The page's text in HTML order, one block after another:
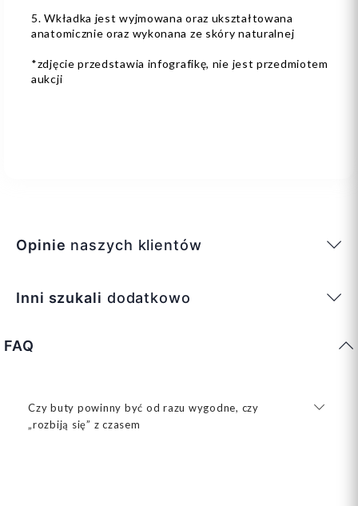
5. Wkładka jest wyjmowana oraz ukształtowana
anatomicznie oraz wykonana ze skóry naturalnej
*zdjęcie przedstawia infografikę, nie jest przedmiotem
aukcji
Opinie naszych klientów
Inni szukali dodatkowo
FAQ
Czy buty powinny być od razu wygodne, czy
„rozbiją się” z czasem